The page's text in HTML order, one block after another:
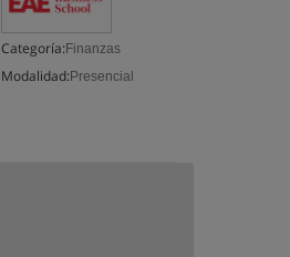
Categoría: Finanzas
Modalidad: Presencial